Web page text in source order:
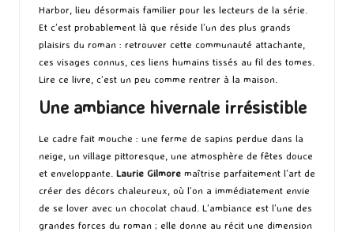
Harbor, lieu désormais familier pour les lecteurs de la série.
Et c’est probablement là que réside l’un des plus grands
plaisirs du roman : retrouver cette communauté attachante,
ces visages connus, ces liens humains tissés au fil des tomes.
Lire ce livre, c’est un peu comme rentrer à la maison.
Une ambiance hivernale irrésistible
Le cadre fait mouche : une ferme de sapins perdue dans la
neige, un village pittoresque, une atmosphère de fêtes douce
et enveloppante. Laurie Gilmore maîtrise parfaitement l’art de
créer des décors chaleureux, où l’on a immédiatement envie
de se lover avec un chocolat chaud. L’ambiance est l’une des
grandes forces du roman ; elle donne au récit une dimension